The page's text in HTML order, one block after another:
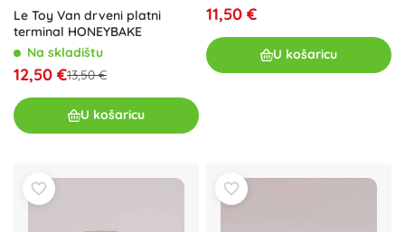
Le Toy Van drveni platni
terminal HONEYBAKE
Na skladištu
12,50 €13,50 €
U košaricu
11,50 €
U košaricu